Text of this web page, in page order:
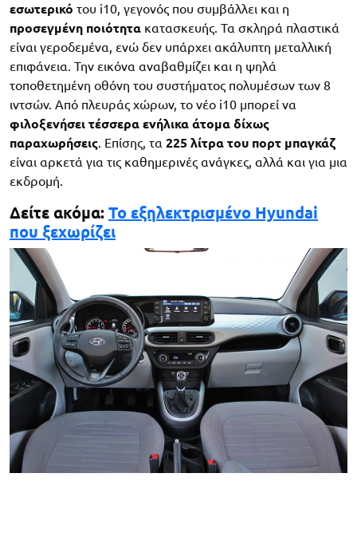
εσωτερικό του i10, γεγονός που συμβάλλει και η
προσεγμένη ποιότητα κατασκευής. Τα σκληρά πλαστικά
είναι γεροδεμένα, ενώ δεν υπάρχει ακάλυπτη μεταλλική
επιφάνεια. Την εικόνα αναβαθμίζει και η ψηλά
τοποθετημένη οθόνη του συστήματος πολυμέσων των 8
ιντσών. Από πλευράς χώρων, το νέο i10 μπορεί να
φιλοξενήσει τέσσερα ενήλικα άτομα δίχως
παραχωρήσεις. Επίσης, τα 225 λίτρα του πορτ μπαγκάζ
είναι αρκετά για τις καθημερινές ανάγκες, αλλά και για μια
εκδρομή.
Δείτε ακόμα: Το εξηλεκτρισμένο Hyundai
που ξεχωρίζει